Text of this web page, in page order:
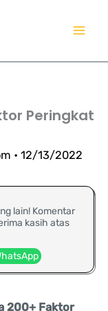
Peringkat
• 12/13/2022
lain! Komentar
kasih atas
200+ Faktor